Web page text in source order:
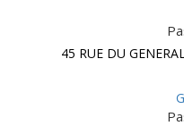
45 RUE DU